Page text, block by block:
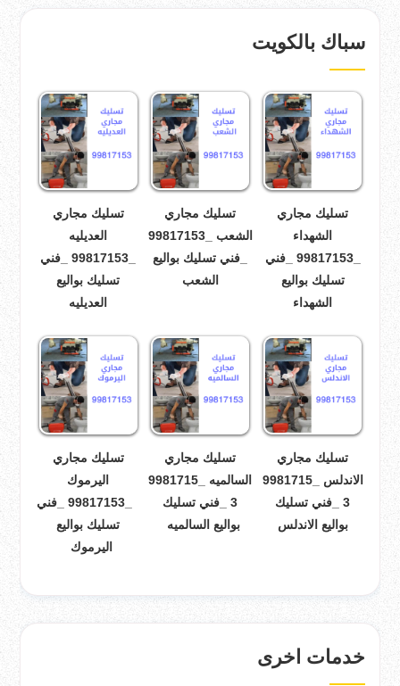
سباك بالكويت
تسليك مجاري
الشهداء
_99817153 _فني
تسليك بواليع
الشهداء
تسليك مجاري
الشعب _99817153
_فني تسليك بواليع
الشعب
تسليك مجاري
العديليه
_99817153 _فني
تسليك بواليع
العديليه
تسليك مجاري
الاندلس _9981715
3 _فني تسليك
بواليع الاندلس
تسليك مجاري
السالميه _9981715
3 _فني تسليك
بواليع السالميه
تسليك مجاري
اليرموك
_99817153 _فني
تسليك بواليع
اليرموك
خدمات اخرى